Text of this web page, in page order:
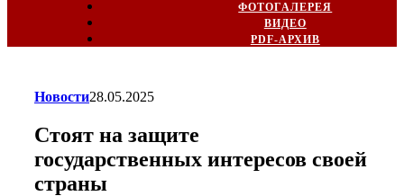
ФОТОГАЛЕРЕЯ
ВИДЕО
PDF-АРХИВ
Новости28.05.2025
Стоят на защите
государственных интересов своей
страны